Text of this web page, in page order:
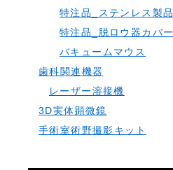
特注品_ステンレス製品
特注品_脱ロウ器カバー
バキュームマウス
歯科関連機器
レーザー溶接機
3D実体顕微鏡
手術室術野撮影キット